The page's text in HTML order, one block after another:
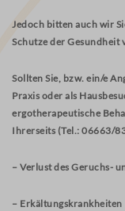
Jedoch bitten auch wir
Schutze der Gesundheit
Sollten Sie, bzw. ein/e
Praxis oder als
ergotherapeutische
Ihrerseits (Tel.: 06663/
– Verlust des Geruchs-
– Erkältungskrankheiten